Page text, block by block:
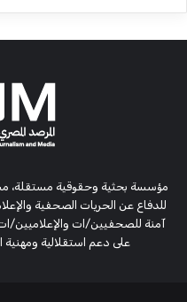
للدفاع عن الحريات الصحفية
آمنة للصحفيين/ات والإعلاميين/
على دعم استقلالية ومهنية